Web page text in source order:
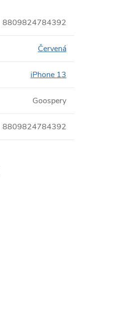
8809824784392
Červená
iPhone 13
Goospery
8809824784392